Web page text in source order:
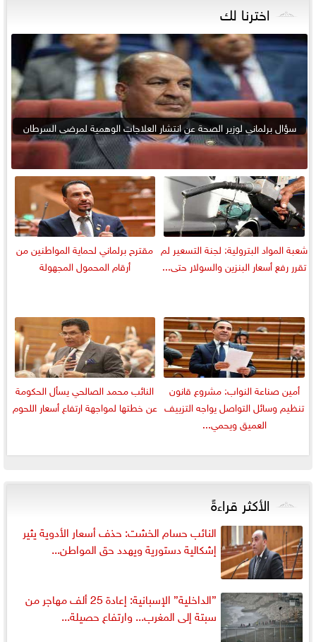
اخترنا لك
سؤال برلماني لوزير الصحة عن انتشار العلاجات الوهمية لمرضى السرطان
شعبة المواد البترولية: لجنة التسعير لم
تقرر رفع أسعار البنزين والسولار حتى...
مقترح برلماني لحماية المواطنين من
أرقام المحمول المجهولة
أمين صناعة النواب: مشروع قانون
تنظيم وسائل التواصل يواجه التزييف
العميق ويحمي...
النائب محمد الصالحي يسأل الحكومة
عن خطتها لمواجهة ارتفاع أسعار اللحوم
الأكثر قراءةً
النائب حسام الخشت: حذف أسعار الأدوية يثير
إشكالية دستورية ويهدد حق المواطن...
”الداخلية” الإسبانية: إعادة 25 ألف مهاجر من
سبتة إلى المغرب... وارتفاع حصيلة...